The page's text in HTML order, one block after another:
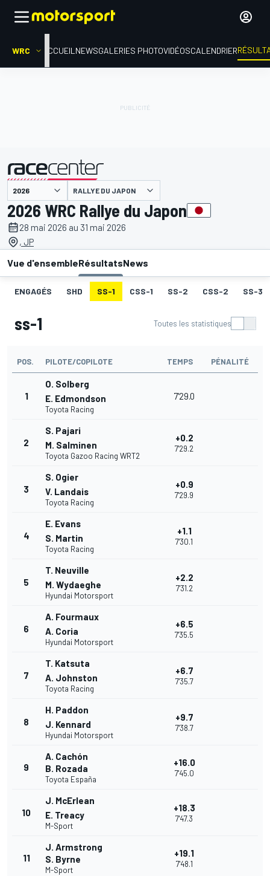
WRC ACCUEIL NEWSGALERIES PHOTOVIDÉOSCALENDRIER
présenté par RALLYE DU JAPON
2026 WRC Rallye du Japon
28 mai 2026 au 31 mai 2026
, JP
Vue d'ensembleRésultatsNews
ENGAGÉS SHD SS-1 CSS-1 SS-2 CSS-2 SS-3
ss-1 Toutes les statistiques
POS. PILOTE/COPILOTE TEMPS PÉNALITÉ
1
O. Solberg
E. Edmondson
Toyota Racing
7'29.0
2
S. Pajari
M. Salminen
Toyota Gazoo Racing WRT2
+0.2
7'29.2
3
S. Ogier
V. Landais
Toyota Racing
+0.9
7'29.9
4
E. Evans
S. Martin
Toyota Racing
+1.1
7'30.1
5
T. Neuville
M. Wydaeghe
Hyundai Motorsport
+2.2
7'31.2
6
A. Fourmaux
A. Coria
Hyundai Motorsport
+6.5
7'35.5
7
T. Katsuta
A. Johnston
Toyota Racing
+6.7
7'35.7
8
H. Paddon
J. Kennard
Hyundai Motorsport
+9.7
7'38.7
9
A. Cachón
B. Rozada
Toyota España
+16.0
7'45.0
10
J. McErlean
E. Treacy
M-Sport
+18.3
7'47.3
11
J. Armstrong
S. Byrne
M-Sport
+19.1
7'48.1